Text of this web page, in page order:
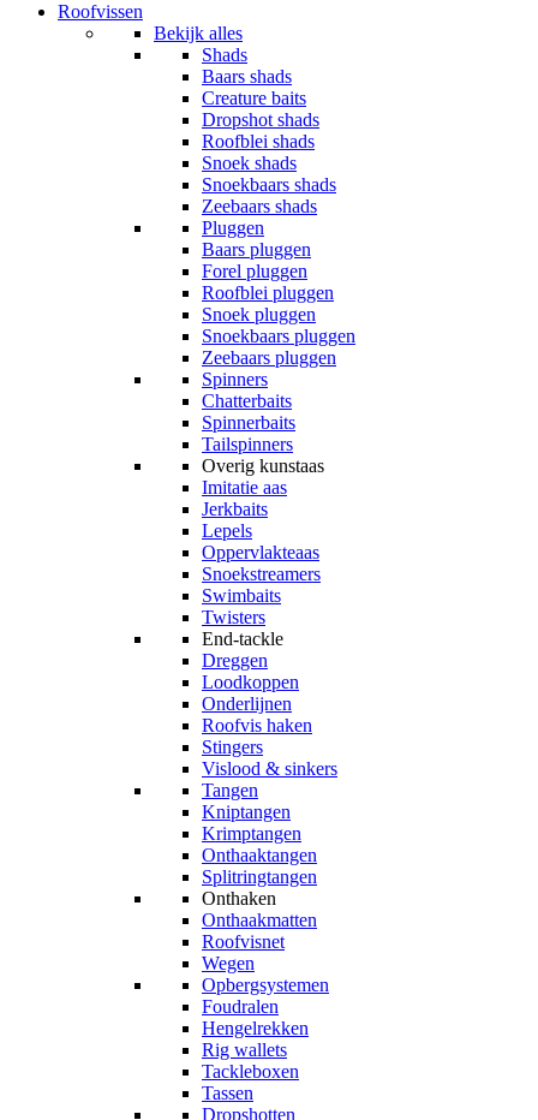
Roofvissen
Bekijk alles
Shads
Baars shads
Creature baits
Dropshot shads
Roofblei shads
Snoek shads
Snoekbaars shads
Zeebaars shads
Pluggen
Baars pluggen
Forel pluggen
Roofblei pluggen
Snoek pluggen
Snoekbaars pluggen
Zeebaars pluggen
Spinners
Chatterbaits
Spinnerbaits
Tailspinners
Overig kunstaas
Imitatie aas
Jerkbaits
Lepels
Oppervlakteaas
Snoekstreamers
Swimbaits
Twisters
End-tackle
Dreggen
Loodkoppen
Onderlijnen
Roofvis haken
Stingers
Vislood & sinkers
Tangen
Kniptangen
Krimptangen
Onthaaktangen
Splitringtangen
Onthaken
Onthaakmatten
Roofvisnet
Wegen
Opbergsystemen
Foudralen
Hengelrekken
Rig wallets
Tackleboxen
Tassen
Dropshotten